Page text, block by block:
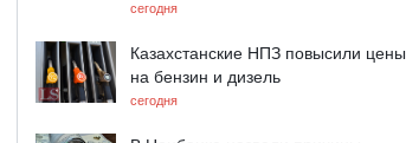
сегодня
Казахстанские НПЗ повысили цены
на бензин и дизель
сегодня